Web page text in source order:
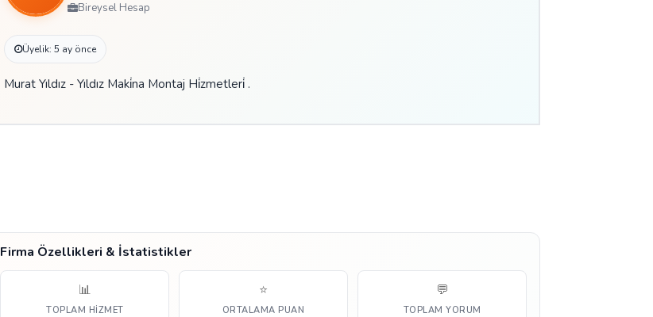
Bireysel Hesap
Üyelik: 5 ay önce
Murat Yıldız - Yıldız Maki̇na Montaj Hi̇zmetleri̇ .
Firma Özellikleri & İstatistikler
📊
TOPLAM HIZMET
⭐
ORTALAMA PUAN
💬
TOPLAM YORUM